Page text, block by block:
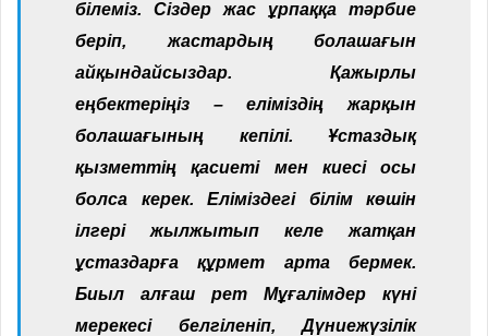
білеміз. Сіздер жас ұрпаққа тәрбие
беріп, жастардың болашағын
айқындайсыздар. Қажырлы
еңбектеріңіз – еліміздің жарқын
болашағының кепілі. Ұстаздық
қызметтің қасиеті мен киесі осы
болса керек. Еліміздегі білім көшін
ілгері жылжытып келе жатқан
ұстаздарға құрмет арта бермек.
Биыл алғаш рет Мұғалімдер күні
мерекесі белгіленіп, Дүниежүзілік